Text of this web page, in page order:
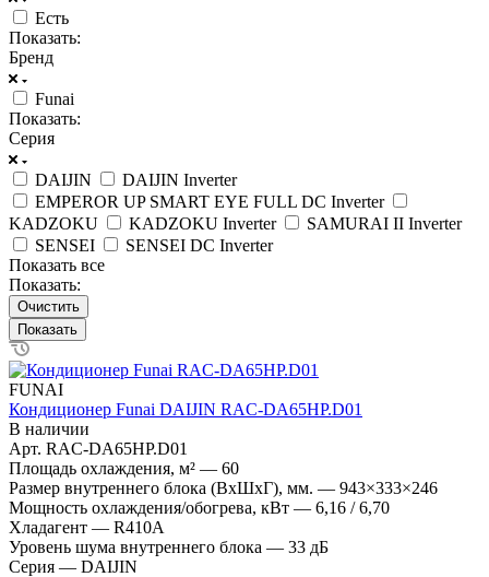
Есть
Показать:
Бренд
Funai
Показать:
Серия
DAIJIN
DAIJIN Inverter
EMPEROR UP SMART EYE FULL DC Inverter
KADZOKU
KADZOKU Inverter
SAMURAI II Inverter
SENSEI
SENSEI DC Inverter
Показать все
Показать:
Очистить
FUNAI
Кондиционер Funai DAIJIN RAC-DA65HP.D01
В наличии
Арт. RAC-DA65HP.D01
Площадь охлаждения, м² — 60
Размер внутреннего блока (ВхШхГ), мм. — 943×333×246
Мощность охлаждения/обогрева, кВт — 6,16 / 6,70
Хладагент — R410A
Уровень шума внутреннего блока — 33 дБ
Серия — DAIJIN